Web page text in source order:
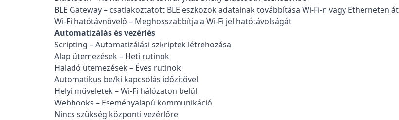
BLE Gateway – csatlakoztatott BLE eszközök adatainak továbbítása Wi-Fi-n vagy Etherneten át
Wi-Fi hatótávnövelő – Meghosszabbítja a Wi-Fi jel hatótávolságát
Automatizálás és vezérlés
Scripting – Automatizálási szkriptek létrehozása
Alap ütemezések – Heti rutinok
Haladó ütemezések – Éves rutinok
Automatikus be/ki kapcsolás időzítővel
Helyi műveletek – Wi-Fi hálózaton belül
Webhooks – Eseményalapú kommunikáció
Nincs szükség központi vezérlőre